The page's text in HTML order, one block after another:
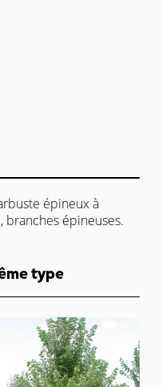
épineux à
branches épineuses.
type